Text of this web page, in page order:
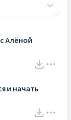
Алёной
и начать